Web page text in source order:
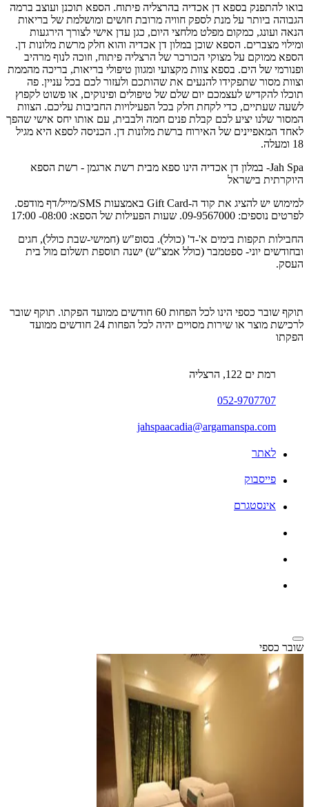
בואו להתפנק בספא דן אכדיה בהרצליה פיתוח. הספא תוכנן ועוצב ברמה
הגבוהה ביותר על מנת לספק חוויה מרובת חושים ומושלמת של בריאות
הנאה ועונג, כמקום מפלט מלחצי היום, כגן עדן אישי לצורך הירגעות
ומילוי מצברים. הספא שוכן במלון דן אכדיה והוא חלק מרשת מלונות דן.
הספא ממוקם על מצוקי הכורכר של הרצליה פיתוח, וזוכה לנוף מרהיב
ופנורמי של הים. בספא צוות מקצועי ומגוון טיפולי בריאות, בריכה מהממת
וצוות מסור שתפקידו להנעים את שהותכם ולעזור לכם בכל עניין. פה
תוכלו להקדיש לעצמכם יום שלם של טיפולים ופינוקים, או פשוט לקפוץ
לשעה שעתיים, כדי לקחת חלק בכל הפעילויות החביבות עליכם. הצוות
המסור שלנו יציע לכם קבלת פנים חמה ולבבית, עם אותו יחס אישי שהפך
לאחד המאפיינים של האירוח ברשת מלונות דן. הכניסה לספא היא מגיל
18 ומעלה.
Jah Spa- במלון דן אכדיה הינו ספא מבית רשת ארגמן - רשת הספא
היוקרתית בישראל
למימוש יש להציג את קוד ה-Gift Card באמצעות SMS/מייל/דף מודפס.
לפרטים נוספים: 09-9567000. שעות הפעילות של הספא: 08:00- 17:00
החבילות תקפות בימים א'-ד' (כולל). בסופ"ש (חמישי-שבת כולל), חגים
ובחודשים יוני- ספטמבר (כולל אמצ"ש) ישנה תוספת תשלום מול בית
העסק.
תוקף שובר כספי הינו לכל הפחות 60 חודשים ממועד הפקתו. תוקף שובר
לרכישת מוצר או שירות מסויים יהיה לכל הפחות 24 חודשים ממועד
הפקתו
רמת ים 122, הרצליה
052-9707707
jahspaacadia@argamanspa.com
לאתר
פייסבוק
אינסטגרם
שובר כספי